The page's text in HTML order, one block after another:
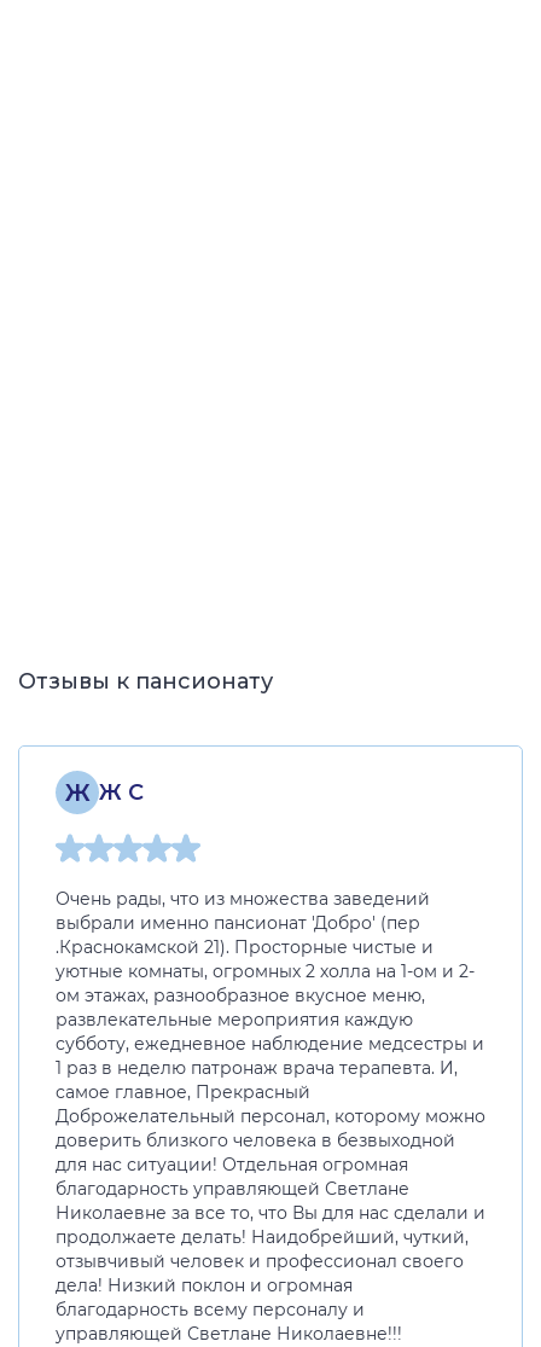
Отзывы к пансионату
Ж Ж С
Очень рады, что из множества заведений
выбрали именно пансионат 'Добро' (пер
.Краснокамской 21). Просторные чистые и
уютные комнаты, огромных 2 холла на 1-ом и 2-
ом этажах, разнообразное вкусное меню,
развлекательные мероприятия каждую
субботу, ежедневное наблюдение медсестры и
1 раз в неделю патронаж врача терапевта. И,
самое главное, Прекрасный
Доброжелательный персонал, которому можно
доверить близкого человека в безвыходной
для нас ситуации! Отдельная огромная
благодарность управляющей Светлане
Николаевне за все то, что Вы для нас сделали и
продолжаете делать! Наидобрейший, чуткий,
отзывчивый человек и профессионал своего
дела! Низкий поклон и огромная
благодарность всему персоналу и
управляющей Светлане Николаевне!!!